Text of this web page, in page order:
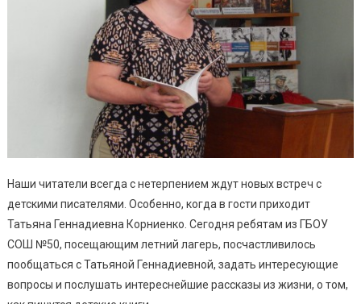
Наши читатели всегда с нетерпением ждут новых встреч с
детскими писателями. Особенно, когда в гости приходит
Татьяна Геннадиевна Корниенко. Сегодня ребятам из ГБОУ
СОШ №50, посещающим летний лагерь, посчастливилось
пообщаться с Татьяной Геннадиевной, задать интересующие
вопросы и послушать интереснейшие рассказы из жизни, о том,